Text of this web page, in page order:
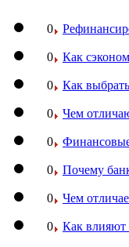
0
0 Как
0 Как
0 Чем
0
0 Почему
0 Чем
0 Как влияют